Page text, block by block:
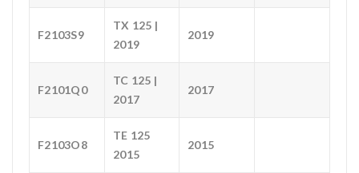
F2103S9
TX 125 |
2019
2019
F2101Q0
TC 125 |
2017
2017
F2103O8
TE 125
2015
2015